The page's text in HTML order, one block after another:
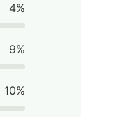
4%
9%
10%